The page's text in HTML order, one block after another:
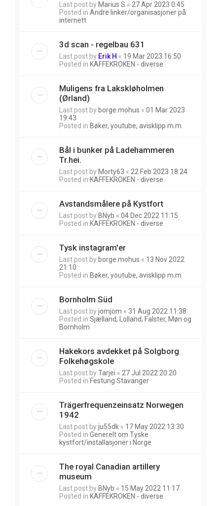
Last post by Marius S « 27 Apr 2023 0:45
Posted in Andre linker/organisasjoner på
internett
3d scan - regelbau 631
Last post by Erik H « 19 Mar 2023 16:50
Posted in KAFFEKROKEN - diverse
Muligens fra Lakskløholmen
(Ørland)
Last post by borge.mohus « 01 Mar 2023
19:43
Posted in Bøker, youtube, avisklipp m.m
Bål i bunker på Ladehammeren
Tr.hei.
Last post by Morty63 « 22 Feb 2023 18:24
Posted in KAFFEKROKEN - diverse
Avstandsmålere på Kystfort
Last post by BNyb « 04 Dec 2022 11:15
Posted in KAFFEKROKEN - diverse
Tysk instagram'er
Last post by borge.mohus « 13 Nov 2022
21:10
Posted in Bøker, youtube, avisklipp m.m
Bornholm Süd
Last post byjomjom « 31 Aug 2022 11:38
Posted in Sjælland, Lolland, Falster, Møn og
Bornholm
Hakekors avdekket på Solgborg
Folkehøgskole
Last post byTarjei « 27 Jul 2022 20:20
Posted in Festung Stavanger
Trägerfrequenzeinsatz Norwegen
1942
Last post byju55dk « 17 May 2022 13:30
Posted in Generelt om Tyske
kystfort/installasjoner i Norge
The royal Canadian artillery
museum
Last post by BNyb « 15 May 2022 11:17
Posted in KAFFEKROKEN - diverse